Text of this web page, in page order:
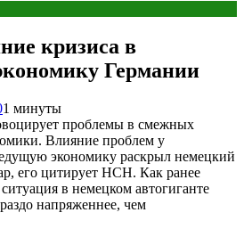
кризиса в
Германии
1 минуты
проблемы в смежных
Влияние проблем у
экономику раскрыл немецкий
его цитирует НСН. Как ранее
в немецком автогиганте
напряженнее, чем